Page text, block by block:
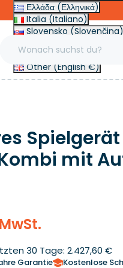
Ελλάδα (Ελληνικά)
Italia (Italiano)
Slovensko (Slovenčina)
France (Français)
Magyarország (Magyar)
Other (English €)
mit
30 Tage: 2.427,60 €
Garantie Kostenlose